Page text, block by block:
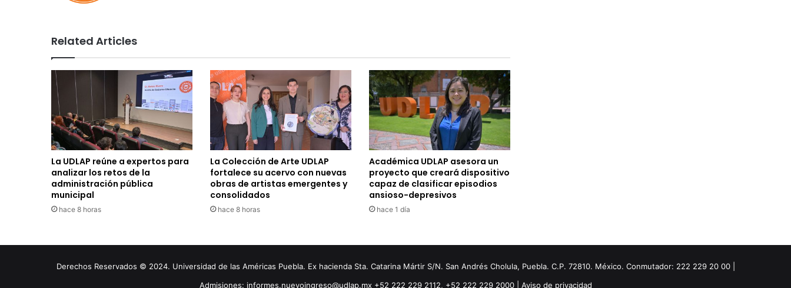
Related Articles
La UDLAP reúne a expertos para
analizar los retos de la
administración pública
municipal
hace 8 horas
La Colección de Arte UDLAP
fortalece su acervo con nuevas
obras de artistas emergentes y
consolidados
hace 8 horas
Académica UDLAP asesora un
proyecto que creará dispositivo
capaz de clasificar episodios
ansioso-depresivos
hace 1 día
Derechos Reservados © 2024. Universidad de las Américas Puebla. Ex hacienda Sta. Catarina Mártir S/N. San Andrés Cholula, Puebla. C.P. 72810. México. Conmutador: 222 229 20 00 |
Admisiones: informes.nuevoingreso@udlap.mx +52 222 229 2112, +52 222 229 2000 | Aviso de privacidad